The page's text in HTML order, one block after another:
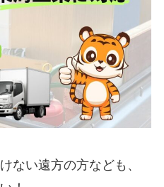
ない遠方の方なども、